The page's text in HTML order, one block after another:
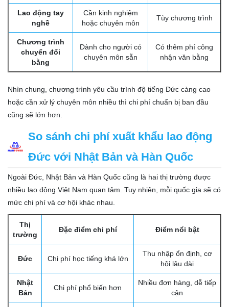
Lao động tay
nghề
Cần kinh nghiệm
hoặc chuyên môn
Tùy chương trình
Chương trình
chuyển đổi
bằng
Dành cho người có
chuyên môn sẵn
Có thêm phí công
nhận văn bằng
Nhìn chung, chương trình yêu cầu trình độ tiếng Đức càng cao
hoặc cần xử lý chuyên môn nhiều thì chi phí chuẩn bị ban đầu
cũng sẽ lớn hơn.
So sánh chi phí xuất khẩu lao động
Đức với Nhật Bản và Hàn Quốc
Ngoài Đức, Nhật Bản và Hàn Quốc cũng là hai thị trường được
nhiều lao động Việt Nam quan tâm. Tuy nhiên, mỗi quốc gia sẽ có
mức chi phí và cơ hội khác nhau.
Thị
trường
Đặc điểm chi phí Điểm nổi bật
Đức Chi phí học tiếng khá lớn
Thu nhập ổn định, cơ
hội lâu dài
Nhật
Bản
Chi phí phổ biến hơn
Nhiều đơn hàng, dễ tiếp
cận